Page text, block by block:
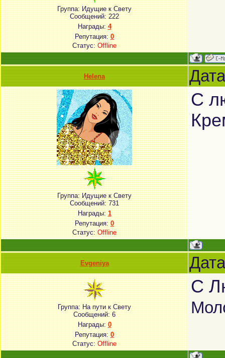
Группа: Идущие к Свету
Сообщений:222
Награды:4
Репутация:0
Статус:Offline
Helena
Группа: Идущие к Свету
Сообщений:731
Награды:1
Репутация:0
Статус:Offline
С
Evgeniya
Группа: На пути к Свету
Сообщений:6
Награды:0
Репутация:0
Статус:Offline
С